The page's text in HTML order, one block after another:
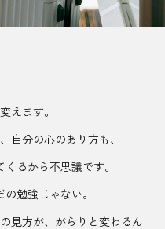
えます。
自分の心のあり方も、
るから不思議です。
勉強じゃない。
見方が、がらりと変わるん